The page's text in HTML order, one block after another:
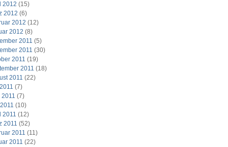
2012 (15)
2012 (6)
2012 (12)
2012 (8)
2011 (5)
2011 (30)
2011 (19)
2011 (18)
2011 (22)
(7)
(7)
(10)
2011 (12)
2011 (52)
2011 (11)
2011 (22)